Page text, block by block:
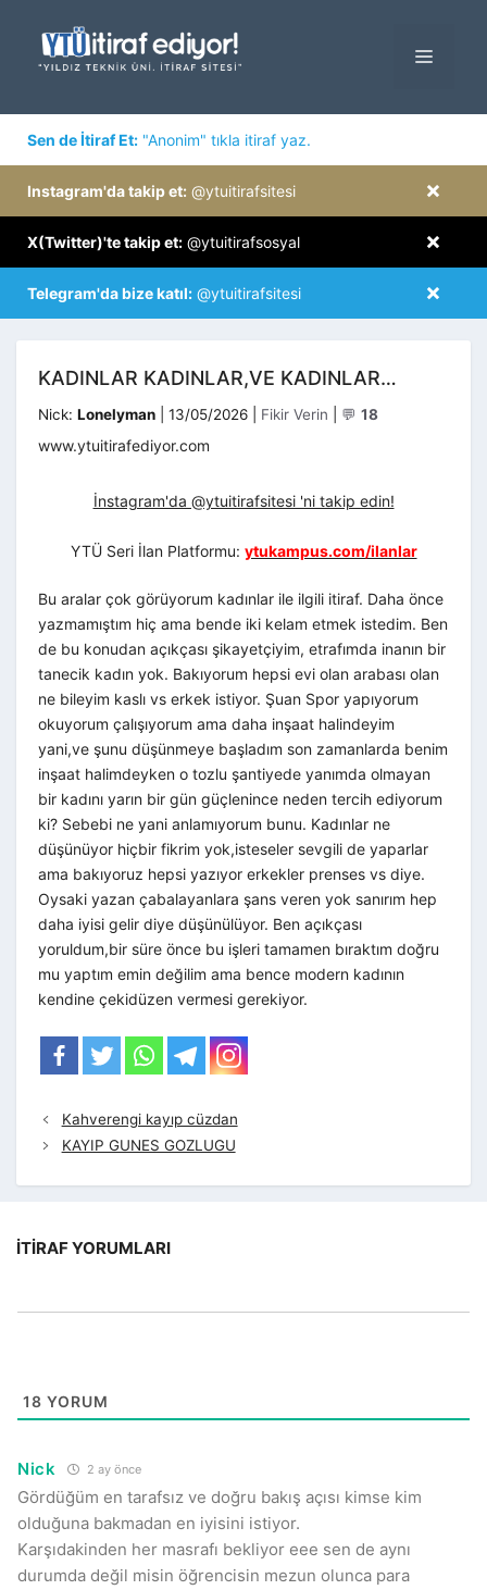
MENÜ
Sen de İtiraf Et: "Anonim" tıkla itiraf yaz.
×
Instagram'da takip et: @ytuitirafsitesi
×
X(Twitter)'te takip et: @ytuitirafsosyal
×
Telegram'da bize katıl: @ytuitirafsitesi
KADINLAR KADINLAR,VE KADINLAR…
Nick: Lonelyman 13/05/2026 Kategoriler
Fikir Verin 💬 18
www.ytuitirafediyor.com
İnstagram'da @ytuitirafsitesi 'ni takip edin!
YTÜ Seri İlan Platformu: ytukampus.com/ilanlar
Bu aralar çok görüyorum kadınlar ile ilgili itiraf. Daha önce
yazmamıştım hiç ama bende iki kelam etmek istedim. Ben
de bu konudan açıkçası şikayetçiyim, etrafımda inanın bir
tanecik kadın yok. Bakıyorum hepsi evi olan arabası olan
ne bileyim kaslı vs erkek istiyor. Şuan Spor yapıyorum
okuyorum çalışıyorum ama daha inşaat halindeyim
yani,ve şunu düşünmeye başladım son zamanlarda benim
inşaat halimdeyken o tozlu şantiyede yanımda olmayan
bir kadını yarın bir gün güçlenince neden tercih ediyorum
ki? Sebebi ne yani anlamıyorum bunu. Kadınlar ne
düşünüyor hiçbir fikrim yok,isteseler sevgili de yaparlar
ama bakıyoruz hepsi yazıyor erkekler prenses vs diye.
Oysaki yazan çabalayanlara şans veren yok sanırım hep
daha iyisi gelir diye düşünülüyor. Ben açıkçası
yoruldum,bir süre önce bu işleri tamamen bıraktım doğru
mu yaptım emin değilim ama bence modern kadının
kendine çekidüzen vermesi gerekiyor.
Kahverengi kayıp cüzdan
KAYIP GUNES GOZLUGU
İTIRAF YORUMLARI
18 YORUM
Nick 2 ay önce
Gördüğüm en tarafsız ve doğru bakış açısı kimse kim
olduğuna bakmadan en iyisini istiyor.
Karşıdakinden her masrafı bekliyor eee sen de aynı
durumda değil misin öğrencisin mezun olunca para